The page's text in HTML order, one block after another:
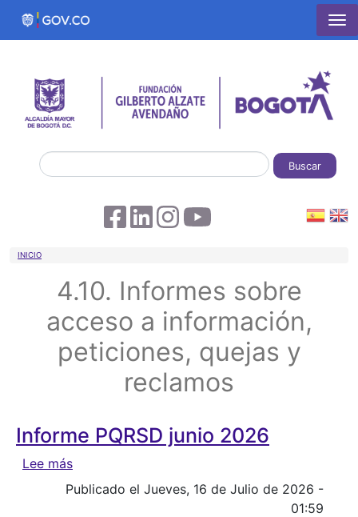
Pasar al contenido principal
Buscar
Sobrescribir enlaces de ayuda a la
INICIO
4.10. Informes sobre
acceso a información,
peticiones, quejas y
reclamos
Informe PQRSD junio 2026
Lee mássobre Informe PQRSD junio 2026
Publicado el Jueves, 16 de Julio de 2026 -
01:59